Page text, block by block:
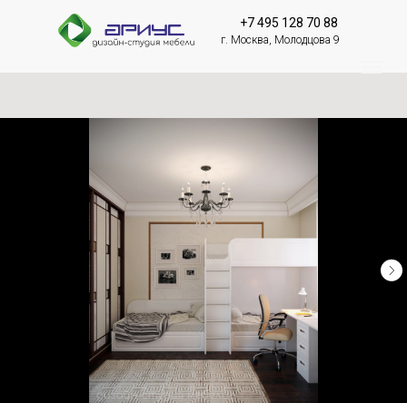
+7 495 128 70 88
г. Москва, Молодцова 9